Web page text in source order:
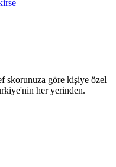
skorunuza göre kişiye özel
her yerinden.